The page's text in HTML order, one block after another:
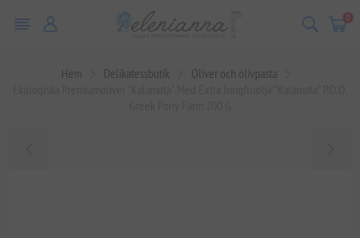
0
Hem Delikatessbutik
Oliver och olivpasta